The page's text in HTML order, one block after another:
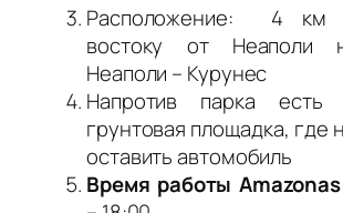
Расположение: 4 км
востоку от Неаполи
Неаполи – Курунес
Напротив парка есть
грунтовая площадка, где
оставить автомобиль
Время работы